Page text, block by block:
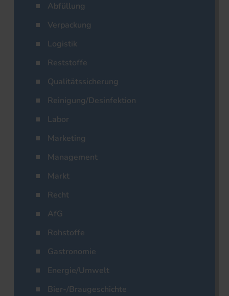
Abfüllung
Verpackung
Logistik
Reststoffe
Qualitätssicherung
Reinigung/Desinfektion
Labor
Marketing
Management
Markt
Recht
AfG
Rohstoffe
Gastronomie
Energie/Umwelt
Bier-/Braugeschichte